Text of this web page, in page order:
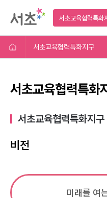
서초교육협력특화
서초교육협력특화지구
서초교육협력특화
서초교육협력특화지구
비전
미래를 여